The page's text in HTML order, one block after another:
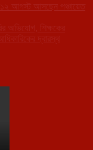
১২ আগস্ট আসছেন পঞ্চায়েত
অভিযোগ, শিক্ষকের
দ্বারস্থ